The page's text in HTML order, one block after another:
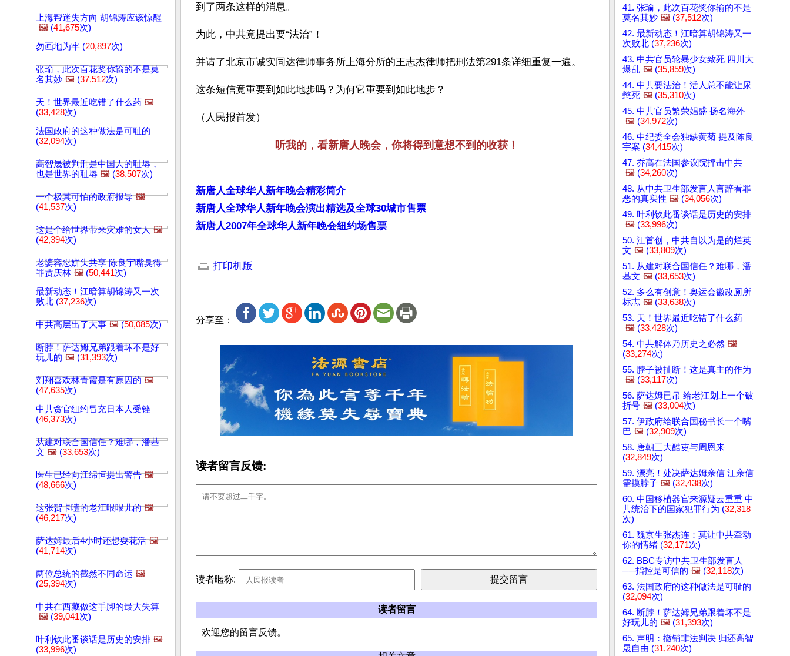
上海帮迷失方向 胡锦涛应该惊醒
🖼️ (41,675次)
勿画地为牢 (20,897次)
张瑜，此次百花奖你输的不是莫
名其妙 🖼️ (37,512次)
天！世界最近吃错了什么药 🖼️
(33,428次)
法国政府的这种做法是可耻的
(32,094次)
高智晟被判刑是中国人的耻辱，
也是世界的耻辱 🖼️ (38,507次)
一个极其可怕的政府报导 🖼️
(41,537次)
这是个给世界带来灾难的女人 🖼️
(42,394次)
老婆容忍姘头共享 陈良宇嘴臭得
罪贾庆林 🖼️ (50,441次)
最新动态！江暗算胡锦涛又一次
败北 (37,236次)
中共高层出了大事 🖼️(50,085次)
断脖！萨达姆兄弟跟着坏不是好
玩儿的 🖼️ (31,393次)
刘翔喜欢林青霞是有原因的 🖼️
(47,635次)
中共贪官纽约冒充日本人受锉
(46,373次)
从建对联合国信任？难哪，潘基
文 🖼️ (33,653次)
医生已经向江绵恒提出警告 🖼️
(48,666次)
这张贺卡噎的老江哏哏儿的 🖼️
(46,217次)
萨达姆最后4小时还想耍花活 🖼️
(41,714次)
两位总统的截然不同命运 🖼️
(25,394次)
中共在西藏做这手脚的最大失算
🖼️ (39,041次)
叶利钦此番谈话是历史的安排 🖼️
(33,996次)
到了两条这样的消息。
为此，中共竟提出要“法治”！
并请了北京市诚实同达律师事务所上海分所的王志杰律师把刑法第291条详细重复一遍。
这条短信竟重要到如此地步吗？为何它重要到如此地步？
（人民报首发）
听我的，看新唐人晚会，你将得到意想不到的收获！
新唐人全球华人新年晚会精彩简介
新唐人全球华人新年晚会演出精选及全球30城市售票
新唐人2007年全球华人新年晚会纽约场售票
打印机版
分享至：
读者留言反馈:
读者暱称:
读者留言
欢迎您的留言反馈。
41. 张瑜，此次百花奖你输的不是
莫名其妙 🖼️ (37,512次)
42. 最新动态！江暗算胡锦涛又一
次败北 (37,236次)
43. 中共官员轮暴少女致死 四川大
爆乱 🖼️ (35,859次)
44. 中共要法治！活人总不能让尿
憋死 🖼️ (35,310次)
45. 中共官员繁荣娼盛 扬名海外
🖼️ (34,972次)
46. 中纪委全会独缺黄菊 提及陈良
宇案 (34,415次)
47. 乔高在法国参议院抨击中共
🖼️ (34,260次)
48. 从中共卫生部发言人言辞看罪
恶的真实性 🖼️ (34,056次)
49. 叶利钦此番谈话是历史的安排
🖼️ (33,996次)
50. 江首创，中共自以为是的烂英
文 🖼️ (33,809次)
51. 从建对联合国信任？难哪，潘
基文 🖼️ (33,653次)
52. 多么有创意！奥运会徽改厕所
标志 🖼️ (33,638次)
53. 天！世界最近吃错了什么药
🖼️ (33,428次)
54. 中共解体乃历史之必然 🖼️
(33,274次)
55. 脖子被扯断！这是真主的作为
🖼️ (33,117次)
56. 萨达姆已吊 给老江划上一个破
折号 🖼️ (33,004次)
57. 伊政府给联合国秘书长一个嘴
巴 🖼️ (32,909次)
58. 唐朝三大酷吏与周恩来
(32,849次)
59. 漂亮！处决萨达姆亲信 江亲信
需摸脖子 🖼️ (32,438次)
60. 中国移植器官来源疑云重重 中
共统治下的国家犯罪行为 (32,318
次)
61. 魏京生张杰连：莫让中共牵动
你的情绪 (32,171次)
62. BBC专访中共卫生部发言人
──指控是可信的 🖼️ (32,118次)
63. 法国政府的这种做法是可耻的
(32,094次)
64. 断脖！萨达姆兄弟跟着坏不是
好玩儿的 🖼️ (31,393次)
65. 声明：撤销非法判决 归还高智
晟自由 (31,240次)